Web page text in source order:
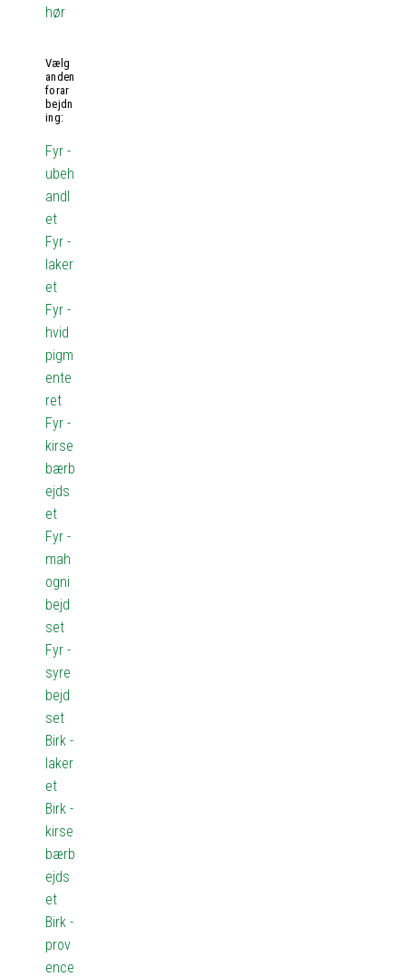
hør
Vælg
anden
forar
bejdn
ing:
Fyr -
ubeh
andl
et
Fyr -
laker
et
Fyr -
hvid
pigm
ente
ret
Fyr -
kirse
bærb
ejds
et
Fyr -
mah
ogni
bejd
set
Fyr -
syre
bejd
set
Birk -
laker
et
Birk -
kirse
bærb
ejds
et
Birk -
prov
ence